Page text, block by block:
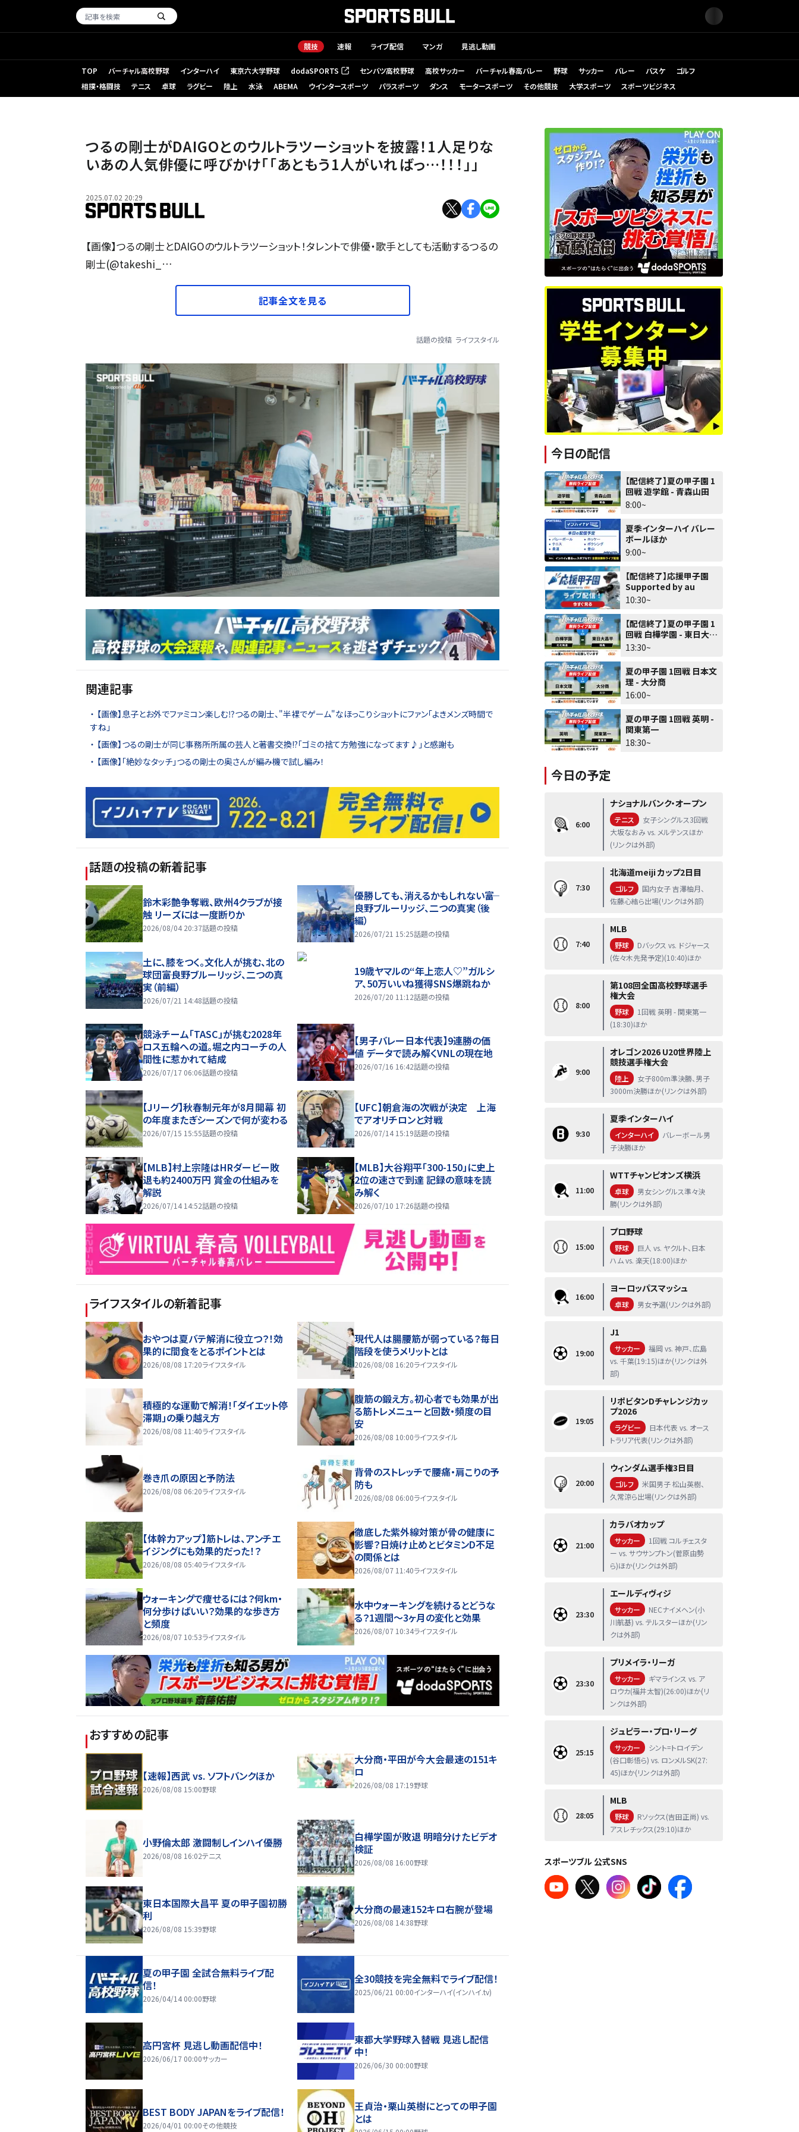
競技 速報 ライブ配信 マンガ 見逃し動画
TOP バーチャル高校野球 インターハイ 東京六大学野球 dodaSPORTS
（新しいタブで開く） センバツ高校野球 高校サッカー バーチャル春高バレー 野球 サッカー バレー バスケ
ゴルフ
相撲・格闘技
テニス 卓球 ラグビー 陸上 水泳 ABEMA ウインタースポーツ パラスポーツ ダンス モータースポーツ その他競技 大学スポーツ スポーツビジネス
つるの剛士がDAIGOとのウルトラツーショットを披露！1人足りな
いあの人気俳優に呼びかけ「「あともう1人がいればっ…！！！」」
2025.07.02 20:29
【画像】つるの剛士とDAIGOのウルトラツーショット！タレントで俳優・歌手としても活動するつるの
剛士(@takeshi_…
記事全文を見る
話題の投稿 ライフスタイル
関連記事
【画像】息子とお外でファミコン楽しむ⁉つるの剛士、"半裸でゲーム"なほっこりショットにファン「よきメンズ時間で
すね」
【画像】つるの剛士が同じ事務所所属の芸人と著書交換!?「ゴミの捨て方勉強になってます♪」と感謝も
【画像】「絶妙なタッチ」つるの剛士の奥さんが編み機で試し編み！
話題の投稿の新着記事
鈴木彩艶争奪戦、欧州4クラブが接
触 リーズには一度断りか
2026/08/04 20:37話題の投稿
優勝しても、消えるかもしれない――富
良野ブルーリッジ、二つの真実（後
編）
2026/07/21 15:25話題の投稿
土に、膝をつく。文化人が挑む、北の
球団――富良野ブルーリッジ、二つの真
実（前編）
2026/07/21 14:48話題の投稿
19歳ヤマルの“年上恋人♡”ガルシ
ア、50万いいね獲得SNS爆跳ねか
2026/07/20 11:12話題の投稿
競泳チーム「TASC」が挑む2028年
ロス五輪への道。堀之内コーチの人
間性に惹かれて結成
2026/07/17 06:06話題の投稿
【男子バレー日本代表】9連勝の価
値 データで読み解くVNLの現在地
2026/07/16 16:42話題の投稿
【Jリーグ】秋春制元年が8月開幕 初
の年度またぎシーズンで何が変わる
2026/07/15 15:55話題の投稿
【UFC】朝倉海の次戦が決定 上海
でアオリチロンと対戦
2026/07/14 15:19話題の投稿
【MLB】村上宗隆はHRダービー敗
退も約2400万円 賞金の仕組みを
解説
2026/07/14 14:52話題の投稿
【MLB】大谷翔平「300-150」に史上
2位の速さで到達 記録の意味を読
み解く
2026/07/10 17:26話題の投稿
ライフスタイルの新着記事
おやつは夏バテ解消に役立つ？！効
果的に間食をとるポイントとは
2026/08/08 17:20ライフスタイル
現代人は腸腰筋が弱っている？毎日
階段を使うメリットとは
2026/08/08 16:20ライフスタイル
積極的な運動で解消！「ダイエット停
滞期」の乗り越え方
2026/08/08 11:40ライフスタイル
腹筋の鍛え方。初心者でも効果が出
る筋トレメニューと回数・頻度の目
安
2026/08/08 10:00ライフスタイル
巻き爪の原因と予防法
2026/08/08 06:20ライフスタイル
背骨のストレッチで腰痛・肩こりの予
防も
2026/08/08 06:00ライフスタイル
【体幹力アップ】筋トレは、アンチエ
イジングにも効果的だった！？
2026/08/08 05:40ライフスタイル
徹底した紫外線対策が骨の健康に
影響？日焼け止めとビタミンD不足
の関係とは
2026/08/07 11:40ライフスタイル
ウォーキングで痩せるには？何km・
何分歩けばいい？効果的な歩き方
と頻度
2026/08/07 10:53ライフスタイル
水中ウォーキングを続けるとどうな
る？1週間～3ヶ月の変化と効果
2026/08/07 10:34ライフスタイル
おすすめの記事
【速報】西武 vs. ソフトバンクほか
2026/08/08 15:00野球
大分商・平田が今大会最速の151キ
ロ
2026/08/08 17:19野球
小野倫太郎 激闘制しインハイ優勝
2026/08/08 16:02テニス
白樺学園が敗退 明暗分けたビデオ
検証
2026/08/08 16:00野球
東日本国際大昌平 夏の甲子園初勝
利
2026/08/08 15:39野球
大分商の最速152キロ右腕が登場
2026/08/08 14:38野球
夏の甲子園 全試合無料ライブ配
信！
2026/04/14 00:00野球
全30競技を完全無料でライブ配信！
2025/06/21 00:00インターハイ(インハイ.tv)
高円宮杯 見逃し動画配信中！
2026/06/17 00:00サッカー
東都大学野球入替戦 見逃し配信
中！
2026/06/30 00:00野球
BEST BODY JAPANをライブ配信！
2026/04/01 00:00その他競技
王貞治・栗山英樹にとっての甲子園
とは
今日の配信
【配信終了】夏の甲子園 1
回戦 遊学館 - 青森山田
8:00~
夏季インターハイ バレー
ボールほか
9:00~
【配信終了】応援甲子園
Supported by au
10:30~
【配信終了】夏の甲子園 1
回戦 白樺学園 - 東日大昌
平
13:30~
夏の甲子園 1回戦 日本文
理 - 大分商
16:00~
夏の甲子園 1回戦 英明 -
関東第一
18:30~
今日の予定
6:00
ナショナルバンク・オープン
テニス
女子シングルス3回戦
大坂なおみ vs. メルテンスほか
(リンクは外部)
7:30
北海道meiji カップ2日目
ゴルフ
国内女子 吉澤柚月、
佐藤心結ら出場(リンクは外部)
7:40
MLB
野球
Dバックス vs. ドジャース
(佐々木先発予定)(10:40)ほか
8:00
第108回全国高校野球選手
権大会
野球
1回戦 英明 - 関東第一
(18:30)ほか
9:00
オレゴン2026 U20世界陸上
競技選手権大会
陸上
女子800m準決勝、男子
3000m決勝ほか(リンクは外部)
9:30
夏季インターハイ
インターハイ
バレーボール男
子決勝ほか
11:00
WTTチャンピオンズ横浜
卓球
男女シングルス準々決
勝(リンクは外部)
15:00
プロ野球
野球
巨人 vs. ヤクルト、日本
ハム vs. 楽天(18:00)ほか
16:00
ヨーロッパスマッシュ
卓球 男女予選(リンクは外部)
19:00
J1
サッカー
福岡 vs. 神戸、広島
vs. 千葉(19:15)ほか(リンクは外
部)
19:05
リポビタンDチャレンジカッ
プ2026
ラグビー
日本代表 vs. オース
トラリア代表(リンクは外部)
20:00
ウィンダム選手権3日目
ゴルフ
米国男子 松山英樹、
久常涼ら出場(リンクは外部)
21:00
カラバオカップ
サッカー
1回戦 コルチェスタ
ー vs. サウサンプトン(菅原由勢
ら)ほか(リンクは外部)
23:30
エールディヴィジ
サッカー
NECナイメヘン(小
川航基) vs. テルスターほか(リン
クは外部)
23:30
プリメイラ・リーガ
サッカー
ギマラインス vs. ア
ロウカ(福井太智)(26:00)ほか(リ
ンクは外部)
25:15
ジュピラー・プロ・リーグ
サッカー
シント=トロイデン
(谷口彰悟ら) vs. ロンメルSK(27:
45)ほか(リンクは外部)
28:05
MLB
野球
Rソックス(吉田正尚) vs.
アスレチックス(29:10)ほか
スポーツブル 公式SNS